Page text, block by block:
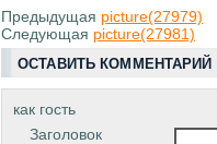
Предыдущая picture(27979)
Следующая picture(27981)
ОСТАВИТЬ КОММЕНТАРИЙ
как гость
Заголовок